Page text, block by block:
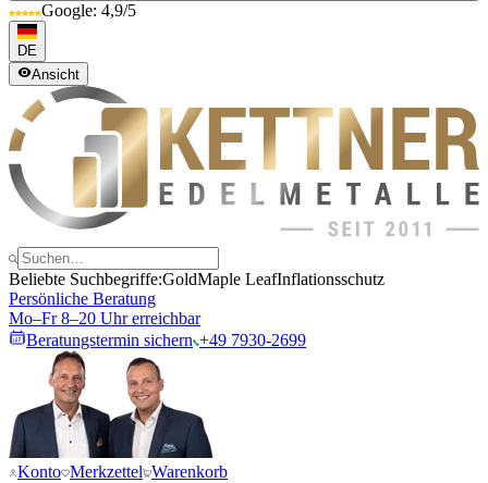
Google: 4,9/5
DE
Ansicht
Beliebte Suchbegriffe:GoldMaple LeafInflationsschutz
Persönliche Beratung
Mo–Fr 8–20 Uhr erreichbar
Beratungstermin sichern +49 7930-2699
Konto Merkzettel Warenkorb